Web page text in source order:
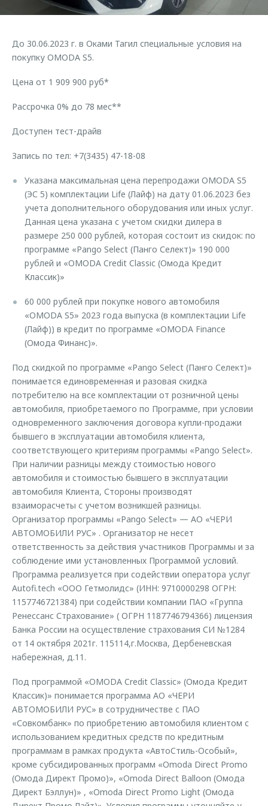
Страхование
Аксессуары
Запчасти
Трейд-ин
Калькулятор трейд-ин
Руководства по эксплуатации
O&J Автоклуб
Одежда и сувениры
Оригинальные аксессуары
Запчасти
Обратная связь
До 30.06.2023 г. в Оками Тагил специальные условия на
покупку OMODA S5.
Цена от 1 909 900 руб*
Рассрочка 0% до 78 мес**
Доступен тест-драйв
Запись по тел: +7(3435) 47-18-08
Указана максимальная цена перепродажи OMODA S5
(ЭС 5) комплектации Life (Лайф) на дату 01.06.2023 без
учета дополнительного оборудования или иных услуг.
Данная цена указана с учетом скидки дилера в
размере 250 000 рублей, которая состоит из скидок: по
программе «Pango Select (Панго Селект)» 190 000
рублей и «OMODA Credit Classic (Омода Кредит
Классик)»
60 000 рублей при покупке нового автомобиля
«OMODA S5» 2023 года выпуска (в комплектации Life
(Лайф)) в кредит по программе «OMODA Finance
(Омода Финанс)».
Под скидкой по программе «Pango Select (Панго Селект)»
понимается единовременная и разовая скидка
потребителю на все комплектации от розничной цены
автомобиля, приобретаемого по Программе, при условии
одновременного заключения договора купли-продажи
бывшего в эксплуатации автомобиля клиента,
соответствующего критериям программы «Pango Select».
При наличии разницы между стоимостью нового
автомобиля и стоимостью бывшего в эксплуатации
автомобиля Клиента, Стороны производят
взаиморасчеты с учетом возникшей разницы.
Организатор программы «Pango Select» — АО «ЧЕРИ
АВТОМОБИЛИ РУС» . Организатор не несет
ответственность за действия участников Программы и за
соблюдение ими установленных Программой условий.
Программа реализуется при содействии оператора услуг
Autofi.tech «ООО Гетмолидс» (ИНН: 9710000298 ОГРН:
1157746721384) при содействии компании ПАО «Группа
Ренессанс Страхование» ( ОГРН 1187746794366) лицензия
Банка России на осуществление страхования СИ №1284
от 14 октября 2021г. 115114,г.Москва, Дербеневская
набережная, д.11.
Под программой «OMODA Credit Classic» (Омода Кредит
Классик)» понимается программа АО «ЧЕРИ
АВТОМОБИЛИ РУС» в сотрудничестве с ПАО
«Совкомбанк» по приобретению автомобиля клиентом с
использованием кредитных средств по кредитным
программам в рамках продукта «АвтоCтиль-Особый»,
кроме субсидированных программ «Omoda Direct Promo
(Омода Директ Промо)», «Omoda Direct Balloon (Oмода
Директ Бэллун)» , «Omoda Direct Promo Light (Oмода